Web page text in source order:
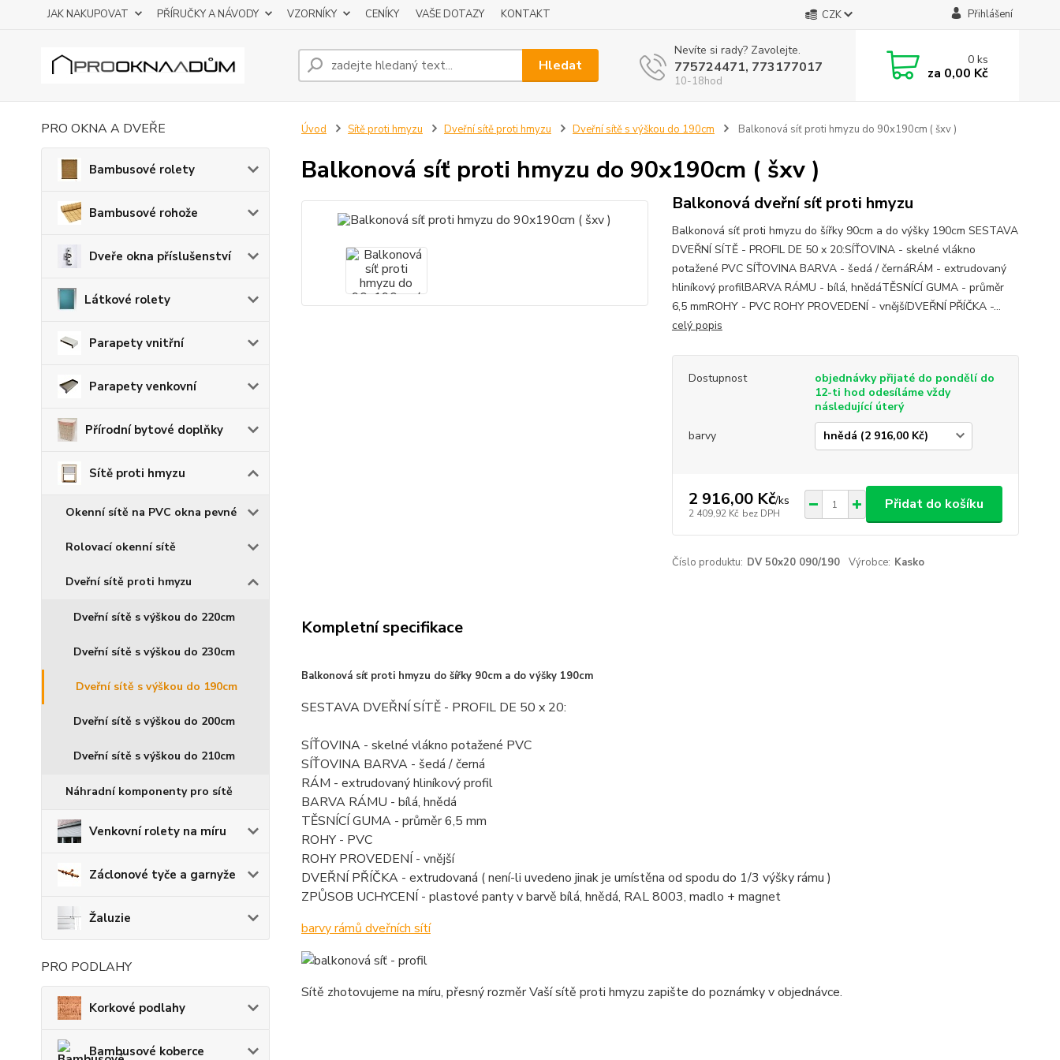
JAK NAKUPOVAT PŘÍRUČKY A NÁVODY VZORNÍKY CENÍKY VAŠE DOTAZY KONTAKT CZK Přihlášení
Hledat
Nevíte si rady? Zavolejte.
775724471, 773177017
10-18hod
0ks
za 0,00 Kč
PRO OKNA A DVEŘE
Bambusové rolety
Bambusové rohože
Dveře okna příslušenství
Látkové rolety
Parapety vnitřní
Parapety venkovní
Přírodní bytové doplňky
Sítě proti hmyzu
Okenní sítě na PVC okna pevné
Rolovací okenní sítě
Dveřní sítě proti hmyzu
Dveřní sítě s výškou do 220cm
Dveřní sítě s výškou do 230cm
Dveřní sítě s výškou do 190cm
Dveřní sítě s výškou do 200cm
Dveřní sítě s výškou do 210cm
Náhradní komponenty pro sítě
Venkovní rolety na míru
Záclonové tyče a garnyže
Žaluzie
PRO PODLAHY
Korkové podlahy
Bambusové koberce
Úvod Sítě proti hmyzu Dveřní sítě proti hmyzu Dveřní sítě s výškou do 190cm Balkonová síť proti hmyzu do 90x190cm ( šxv )
Balkonová síť proti hmyzu do 90x190cm ( šxv )
Balkonová dveřní síť proti hmyzu
Balkonová síť proti hmyzu do šířky 90cm a do výšky 190cm SESTAVA
DVEŘNÍ SÍTĚ - PROFIL DE 50 x 20:SÍŤOVINA - skelné vlákno
potažené PVC SÍŤOVINA BARVA - šedá / černáRÁM - extrudovaný
hliníkový profilBARVA RÁMU - bílá, hnědáTĚSNÍCÍ GUMA - průměr
6,5 mmROHY - PVC ROHY PROVEDENÍ - vnějšíDVEŘNÍ PŘÍČKA -...
celý popis
Dostupnost
objednávky přijaté do pondělí do
12-ti hod odesíláme vždy
následující úterý
barvy
2 916,00 Kč/ks
2 409,92 Kč bez DPH
Přidat do košíku
Číslo produktu: DV 50x20 090/190 Výrobce: Kasko
Kompletní specifikace
Balkonová síť proti hmyzu do šířky 90cm a do výšky 190cm
SESTAVA DVEŘNÍ SÍTĚ - PROFIL DE 50 x 20:
SÍŤOVINA - skelné vlákno potažené PVC
SÍŤOVINA BARVA - šedá / černá
RÁM - extrudovaný hliníkový profil
BARVA RÁMU - bílá, hnědá
TĚSNÍCÍ GUMA - průměr 6,5 mm
ROHY - PVC
ROHY PROVEDENÍ - vnější
DVEŘNÍ PŘÍČKA - extrudovaná ( není-li uvedeno jinak je umístěna od spodu do 1/3 výšky rámu )
ZPŮSOB UCHYCENÍ - plastové panty v barvě bílá, hnědá, RAL 8003, madlo + magnet
barvy rámů dveřních sítí
Sítě zhotovujeme na míru, přesný rozměr Vaší sítě proti hmyzu zapište do poznámky v objednávce.